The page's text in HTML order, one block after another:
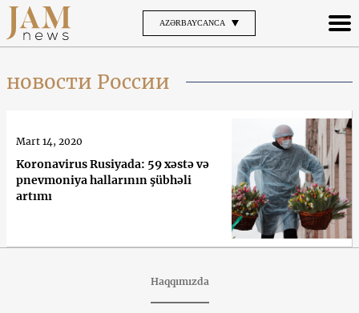
AZƏRBAYCANCA
новости России
Koronavirus Rusiyada: 59 xəstə və
pnevmoniya hallarının şübhəli
artımı
Mart 14, 2020
Haqqımızda